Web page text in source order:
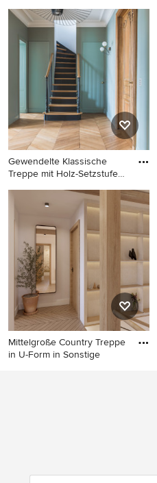
Gewendelte Moderne Treppe
mit Holz-Setzstufen und
Holzwänden in Berlin
Gewendelte Klassische
Treppe mit Holz-Setzstufen
Gewendelte Klassische
Treppe mit Holz-Setzstufen
in Paris
Mittelgroße Country Treppe
in U-Form in Sonstige